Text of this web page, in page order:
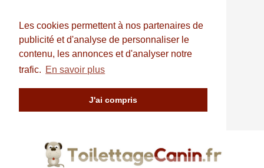
Les cookies permettent à nos partenaires de
publicité et d'analyse de personnaliser le
contenu, les annonces et d'analyser notre
trafic. En savoir plus
J'ai compris